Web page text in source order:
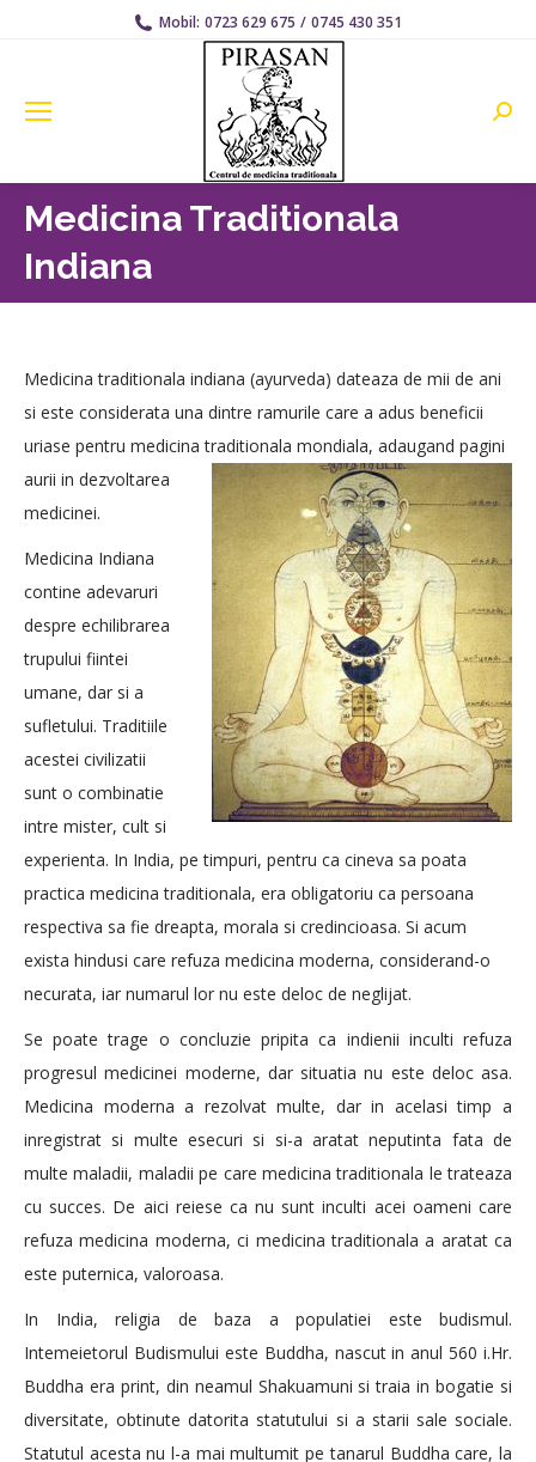
Mobil: 0723 629 675 / 0745 430 351
Medicina Traditionala
Indiana
Medicina traditionala indiana (ayurveda) dateaza de mii de ani
si este considerata una dintre ramurile care a adus beneficii
uriase pentru medicina traditionala mondiala, adaugand pagini
aurii in dezvoltarea
medicinei.
Medicina Indiana
contine adevaruri
despre echilibrarea
trupului fiintei
umane, dar si a
sufletului. Traditiile
acestei civilizatii
sunt o combinatie
intre mister, cult si
experienta. In India, pe timpuri, pentru ca cineva sa poata
practica medicina traditionala, era obligatoriu ca persoana
respectiva sa fie dreapta, morala si credincioasa. Si acum
exista hindusi care refuza medicina moderna, considerand-o
necurata, iar numarul lor nu este deloc de neglijat.
Se poate trage o concluzie pripita ca indienii inculti refuza
progresul medicinei moderne, dar situatia nu este deloc asa.
Medicina moderna a rezolvat multe, dar in acelasi timp a
inregistrat si multe esecuri si si-a aratat neputinta fata de
multe maladii, maladii pe care medicina traditionala le trateaza
cu succes. De aici reiese ca nu sunt inculti acei oameni care
refuza medicina moderna, ci medicina traditionala a aratat ca
este puternica, valoroasa.
In India, religia de baza a populatiei este budismul.
Intemeietorul Budismului este Buddha, nascut in anul 560 i.Hr.
Buddha era print, din neamul Shakuamuni si traia in bogatie si
diversitate, obtinute datorita statutului si a starii sale sociale.
Statutul acesta nu l-a mai multumit pe tanarul Buddha care, la